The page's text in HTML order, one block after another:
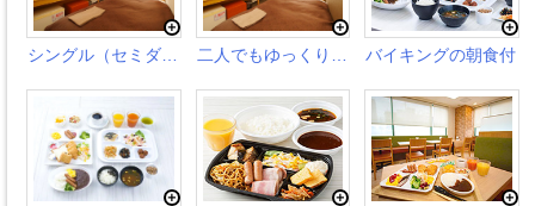
バイキングの朝食付